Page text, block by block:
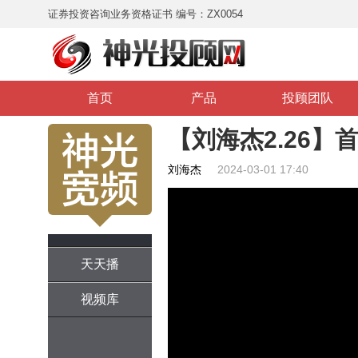
证券投资咨询业务资格证书 编号：ZX0054
首页 产品 投顾团队
天天播
视频库
【刘海杰2.26】
刘海杰 2024-03-01 17:40